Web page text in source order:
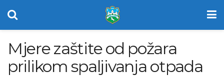
Mjere zaštite od požara
prilikom spaljivanja otpada